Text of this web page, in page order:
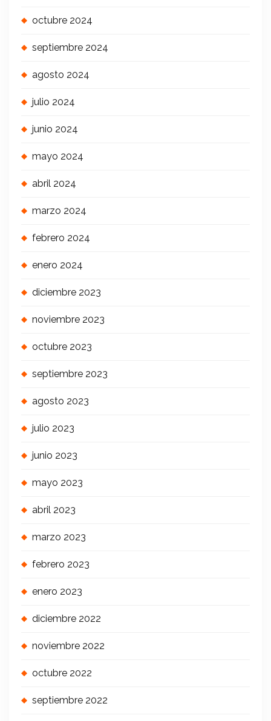
octubre 2024
septiembre 2024
agosto 2024
julio 2024
junio 2024
mayo 2024
abril 2024
marzo 2024
febrero 2024
enero 2024
diciembre 2023
noviembre 2023
octubre 2023
septiembre 2023
agosto 2023
julio 2023
junio 2023
mayo 2023
abril 2023
marzo 2023
febrero 2023
enero 2023
diciembre 2022
noviembre 2022
octubre 2022
septiembre 2022